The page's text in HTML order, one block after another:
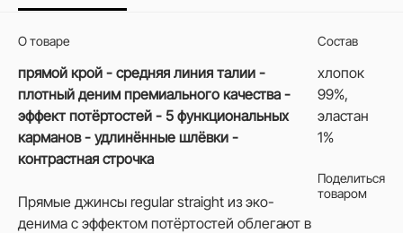
О товаре
прямой крой - средняя линия талии -
плотный деним премиального качества -
эффект потёртостей - 5 функциональных
карманов - удлинённые шлёвки -
контрастная строчка
Прямые джинсы regular straight из эко-
денима с эффектом потёртостей облегают в
Состав
хлопок
99%,
эластан
1%
Поделиться
товаром